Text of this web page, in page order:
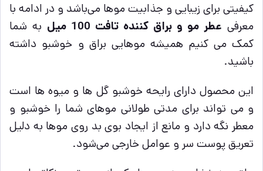
کیفیتی برای زیبایی و جذابیت موها می‌باشد و در ادامه با
معرفی عطر مو و براق کننده تافت 100 میل
به شما
کمک می کنیم همیشه موهایی براق و خوشبو داشته
باشید.
این محصول دارای رایحه خوشبو گل ها و میوه ها است
و می تواند برای مدتی طولانی موهای شما را خوشبو و
معطر نگه دارد و مانع از ایجاد بوی بد روی موها به دلیل
تعریق پوست سر و عوامل خارجی می‌شود.